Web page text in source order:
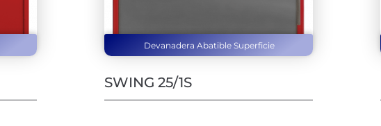
Devanadera Abatible Superficie
SWING 25/1S